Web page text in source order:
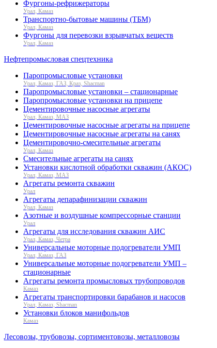
Фургоны-рефрижераторы
Урал, Камаз
Транспортно-бытовые машины (ТБМ)
Урал, Камаз
Фургоны для перевозки взрывчатых веществ
Урал, Камаз
Нефтепромысловая спецтехника
Паропромысловые установки
Урал, Камаз, ГАЗ, Краз, Shacman
Паропромысловые установки – стационарные
Паропромысловые установки на прицепе
Цементировочные насосные агрегаты
Урал, Камаз, МАЗ
Цементировочные насосные агрегаты на прицепе
Цементировочные насосные агрегаты на санях
Цементировочно-смесительные агрегаты
Урал, Камаз
Смесительные агрегаты на санях
Установки кислотной обработки скважин (АКОС)
Урал, Камаз, МАЗ
Агрегаты ремонта скважин
Урал
Агрегаты депарафинизации скважин
Урал, Камаз
Азотные и воздушные компрессорные станции
Урал
Агрегаты для исследования скважин АИС
Урал, Камаз, Четра
Универсальные моторные подогреватели УМП
Урал, Камаз, ГАЗ
Универсальные моторные подогреватели УМП –
стационарные
Агрегаты ремонта промысловых трубопроводов
Камаз
Агрегаты транспортировки барабанов и насосов
Урал, Камаз, Shacman
Установки блоков манифольдов
Камаз
Лесовозы, трубовозы, сортиментовозы, металловозы